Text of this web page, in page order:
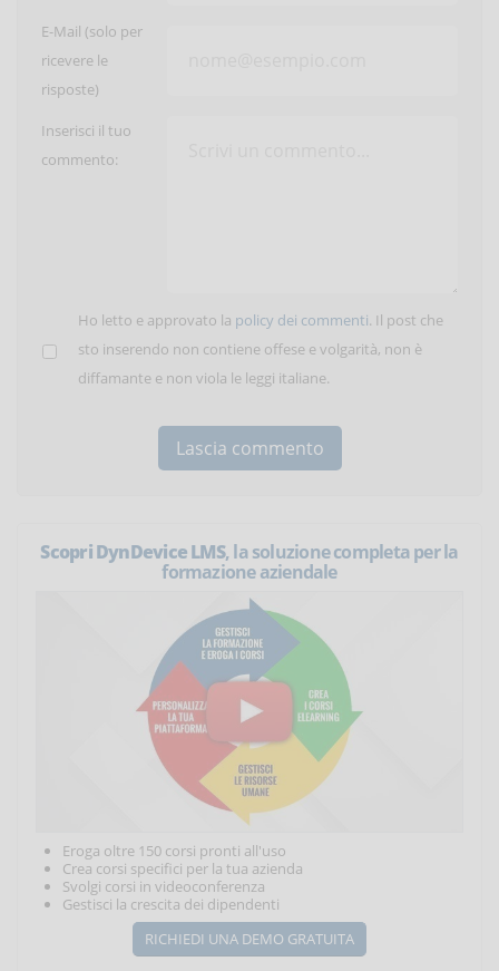
E-Mail (solo per
ricevere le
risposte)
Inserisci il tuo
commento:
Ho letto e approvato la policy dei commenti. Il post che
sto inserendo non contiene offese e volgarità, non è
diffamante e non viola le leggi italiane.
Scopri DynDevice LMS, la soluzione completa per la
formazione aziendale
Eroga oltre 150 corsi pronti all'uso
Crea corsi specifici per la tua azienda
Svolgi corsi in videoconferenza
Gestisci la crescita dei dipendenti
RICHIEDI UNA DEMO GRATUITA